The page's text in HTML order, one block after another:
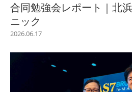
合同勉強会レポート｜北
ニック
2026.06.17